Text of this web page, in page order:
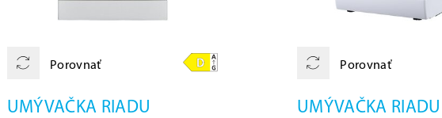
Porovnať
UMÝVAČKA RIADU
Porovnať
UMÝVAČKA RIADU